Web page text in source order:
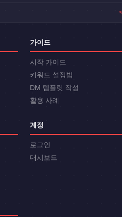
가이드
시작 가이드
키워드 설정법
DM 템플릿 작성
활용 사례
계정
로그인
대시보드